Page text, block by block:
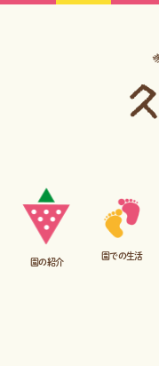
園の紹介
園での生活